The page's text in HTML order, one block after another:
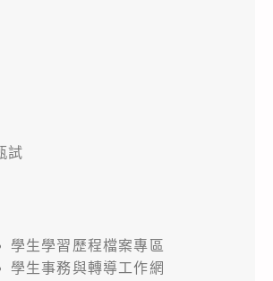
試
學生學習歷程檔案專區
學生事務與轉導工作網